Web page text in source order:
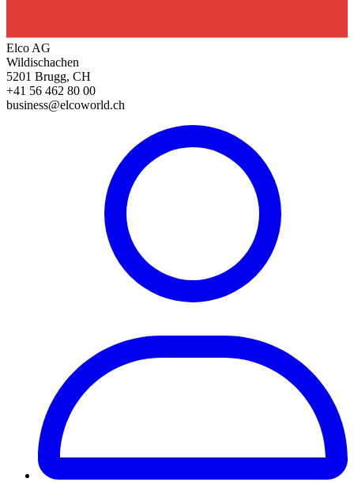
Elco AG
Wildischachen
5201 Brugg, CH
+41 56 462 80 00
business@elcoworld.ch